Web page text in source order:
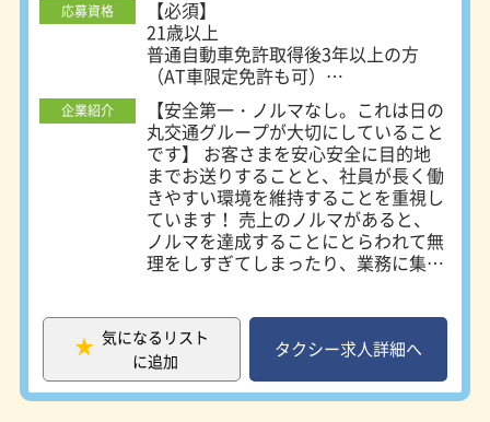
ロ日比谷線、つくばエクスプレス線
「南千住駅」より徒歩15分 無料シャ
トルバス運行有 4）板橋営業所／板橋
区 ※国際自動車株式会社（T2） 都営
三田線「志村三丁目駅」より徒歩5分
無料シャトルバス運行有 5）吉祥寺営
業所／武蔵野市 ※国際自動車株式会
社（T2） JR各線、京王井の頭線「吉
祥寺駅」より徒歩5分 6）三鷹営業所
／三鷹市 ※国際自動車株式会社
（T2） JR各線「三鷹駅」よりバス10
分 無料シャトルバス運行有 7）世田谷
駅」より徒歩5分 ★転勤なし。 ★勤務
地の希望を考慮します。 ★Uターン・
Iターン歓迎します。
応募資格
【必須】
21歳以上
普通自動車免許取得後3年以上の方
（AT車限定免許も可）
◎学歴不問、未経験者大歓迎、全車
AT車（カーナビ完備）
【ダイバーシティ採用推進中！】
日の丸交通では性別、人種、国籍、宗
教などの垣根を超えたダイバーシティ
採用を行っています。
外国人の方（150名／2024年12月時
点）、LGBTQの方（20名／2024年12
しています。
お気軽にご応募ください。見学も大歓
迎です。
企業紹介
【安全第一・ノルマなし。これは日の
丸交通グループが大切にしていること
です】 お客さまを安心安全に目的地
までお送りすることと、社員が長く働
きやすい環境を維持することを重視し
ています！ 売上のノルマがあると、
ノルマを達成することにとらわれて無
理をしすぎてしまったり、業務に集中
空気感もありません。 腕よりも心で
運転をしていきたい方、笑顔とホスピ
タリティでお客さまをお迎えしたい
方、ぜひ日の丸交通グループで安全第
気になるリスト
に追加
タクシー求人詳細へ